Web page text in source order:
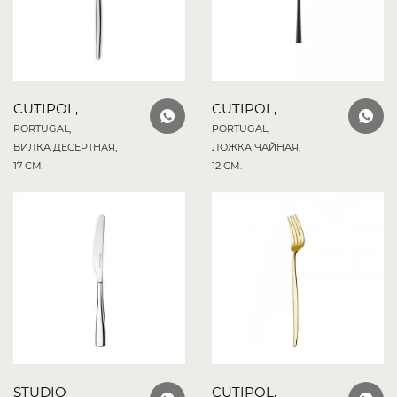
CUTIPOL,
PORTUGAL,
ВИЛКА ДЕСЕРТНАЯ,
17 СМ.
CUTIPOL,
PORTUGAL,
ЛОЖКА ЧАЙНАЯ,
12 СМ.
STUDIO CUTIPOL,